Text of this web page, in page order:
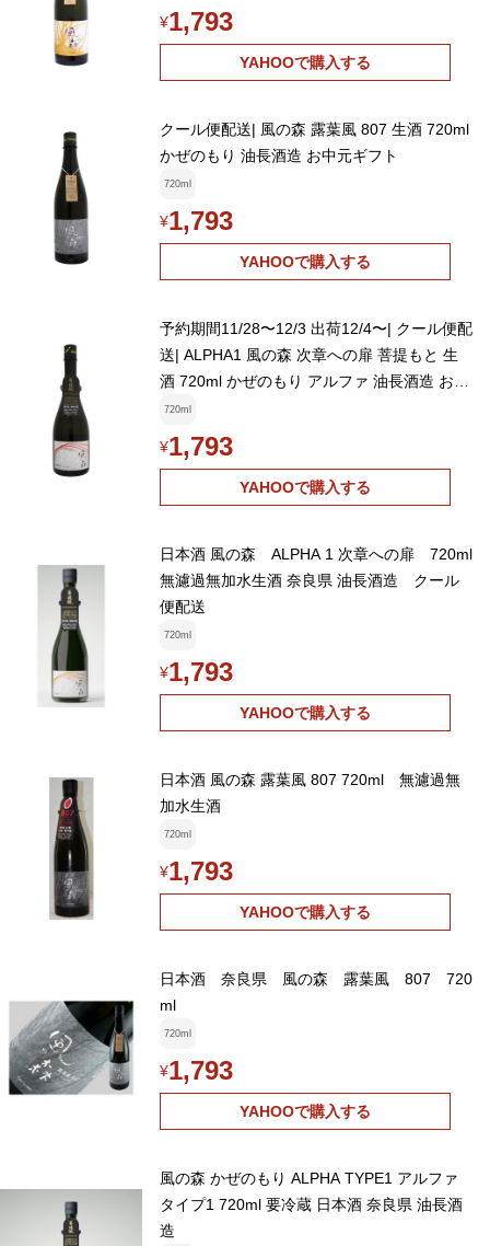
¥1,793
YAHOOで購入する
クール便配送| 風の森 露葉風 807 生酒 720ml
かぜのもり 油長酒造 お中元ギフト
720ml
¥1,793
YAHOOで購入する
予約期間11/28〜12/3 出荷12/4〜| クール便配
送| ALPHA1 風の森 次章への扉 菩提もと 生
酒 720ml かぜのもり アルファ 油長酒造 お中
元ギフト
720ml
¥1,793
YAHOOで購入する
日本酒 風の森 ALPHA 1 次章への扉 720ml
無濾過無加水生酒 奈良県 油長酒造 クール
便配送
720ml
¥1,793
YAHOOで購入する
日本酒 風の森 露葉風 807 720ml 無濾過無
加水生酒
720ml
¥1,793
YAHOOで購入する
日本酒 奈良県 風の森 露葉風 807 720
ml
720ml
¥1,793
YAHOOで購入する
風の森 かぜのもり ALPHA TYPE1 アルファ
タイプ1 720ml 要冷蔵 日本酒 奈良県 油長酒
造